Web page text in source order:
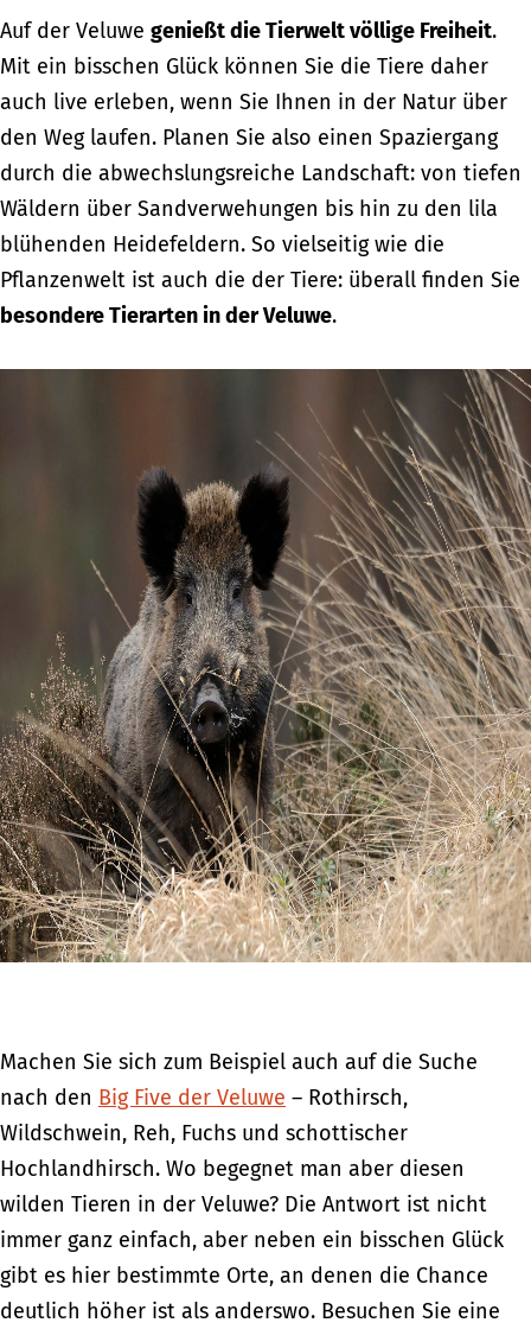
Auf der Veluwe genießt die Tierwelt völlige Freiheit.
Mit ein bisschen Glück können Sie die Tiere daher
auch live erleben, wenn Sie Ihnen in der Natur über
den Weg laufen. Planen Sie also einen Spaziergang
durch die abwechslungsreiche Landschaft: von tiefen
Wäldern über Sandverwehungen bis hin zu den lila
blühenden Heidefeldern. So vielseitig wie die
Pflanzenwelt ist auch die der Tiere: überall finden Sie
besondere Tierarten in der Veluwe.
Machen Sie sich zum Beispiel auch auf die Suche
nach den Big Five der Veluwe – Rothirsch,
Wildschwein, Reh, Fuchs und schottischer
Hochlandhirsch. Wo begegnet man aber diesen
wilden Tieren in der Veluwe? Die Antwort ist nicht
immer ganz einfach, aber neben ein bisschen Glück
gibt es hier bestimmte Orte, an denen die Chance
deutlich höher ist als anderswo. Besuchen Sie eine